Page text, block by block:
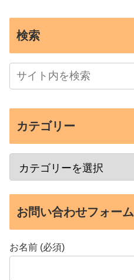
検索
カテゴリー
お問い合わせフォーム
お名前 (必須)